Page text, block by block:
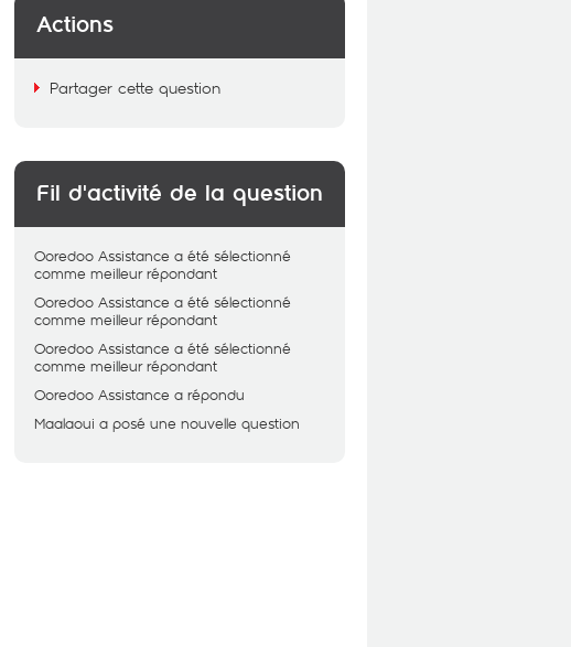
Actions
Partager cette question
Fil d'activité de la question
Ooredoo Assistance a été sélectionné
comme meilleur répondant
Ooredoo Assistance a été sélectionné
comme meilleur répondant
Ooredoo Assistance a été sélectionné
comme meilleur répondant
Ooredoo Assistance a répondu
Maalaoui a posé une nouvelle question